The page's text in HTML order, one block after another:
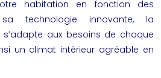
habitation en fonction des
technologie innovante, la
aux besoins de chaque
un climat intérieur agréable en